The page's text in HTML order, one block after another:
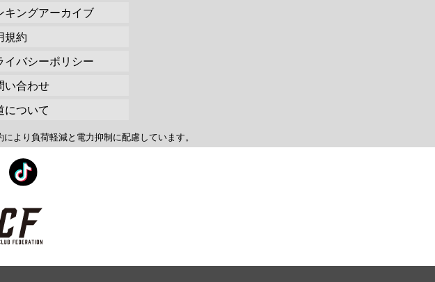
キングアーカイブ
規約
イバシーポリシー
い合わせ
について
より負荷軽減と電力抑制に配慮しています。